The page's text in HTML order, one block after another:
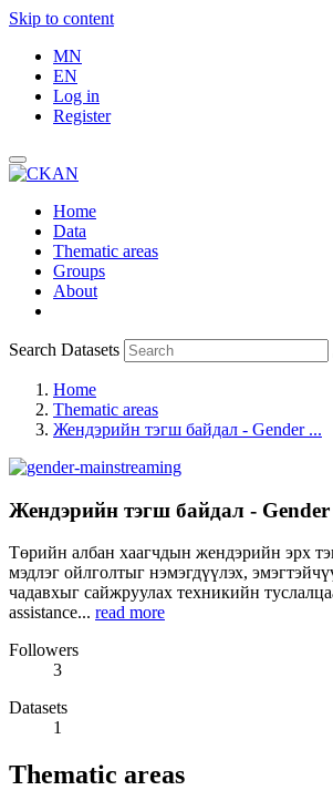
Skip to content
MN
EN
Log in
Register
Home
Data
Thematic areas
Groups
About
Search Datasets
Home
Thematic areas
Жендэрийн тэгш байдал - Gender ...
Жендэрийн тэгш байдал -
Төрийн албан хаагчдын жендэрийн эрх
мэдлэг ойлголтыг нэмэгдүүлэх,
чадавхыг сайжруулах техникийн
assistance... read more
Followers
3
Datasets
1
Thematic areas